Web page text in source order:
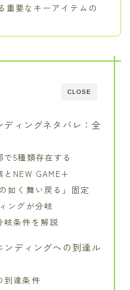
重要なキーアイテムの
CLOSE
ィングネタバレ：全
5種類存在する
とNEW GAME+
如く舞い戻る」固定
ングが分岐
岐条件を解説
ディングへの到達ル
到達条件